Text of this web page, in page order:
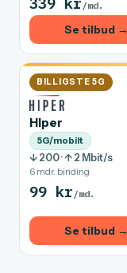
/md.
Se tilbud →
BILLIGSTE 5G
Hiper
5G/mobilt
↓ 200 · ↑ 2 Mbit/s
6 mdr. binding
99 kr /md.
Se tilbud →